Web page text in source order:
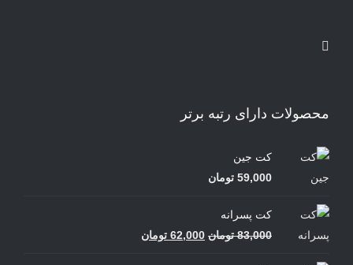
محصولات دارای رتبه برتر
کت جین
59,000 تومان
کت پسرانه
83,000 تومان قیمت
62,000 تومان